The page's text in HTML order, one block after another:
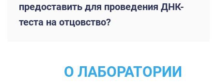
предоставить для проведения ДНК-
теста на отцовство?
О ЛАБОРАТОРИИ